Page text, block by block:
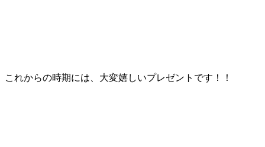
これからの時期には、大変嬉しいプレゼントです！！